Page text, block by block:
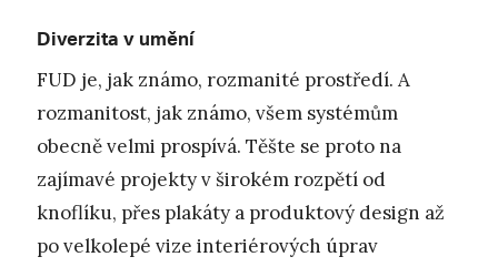
Diverzita v umění
FUD je, jak známo, rozmanité prostředí. A
rozmanitost, jak známo, všem systémům
obecně velmi prospívá. Těšte se proto na
zajímavé projekty v širokém rozpětí od
knoflíku, přes plakáty a produktový design až
po velkolepé vize interiérových úprav